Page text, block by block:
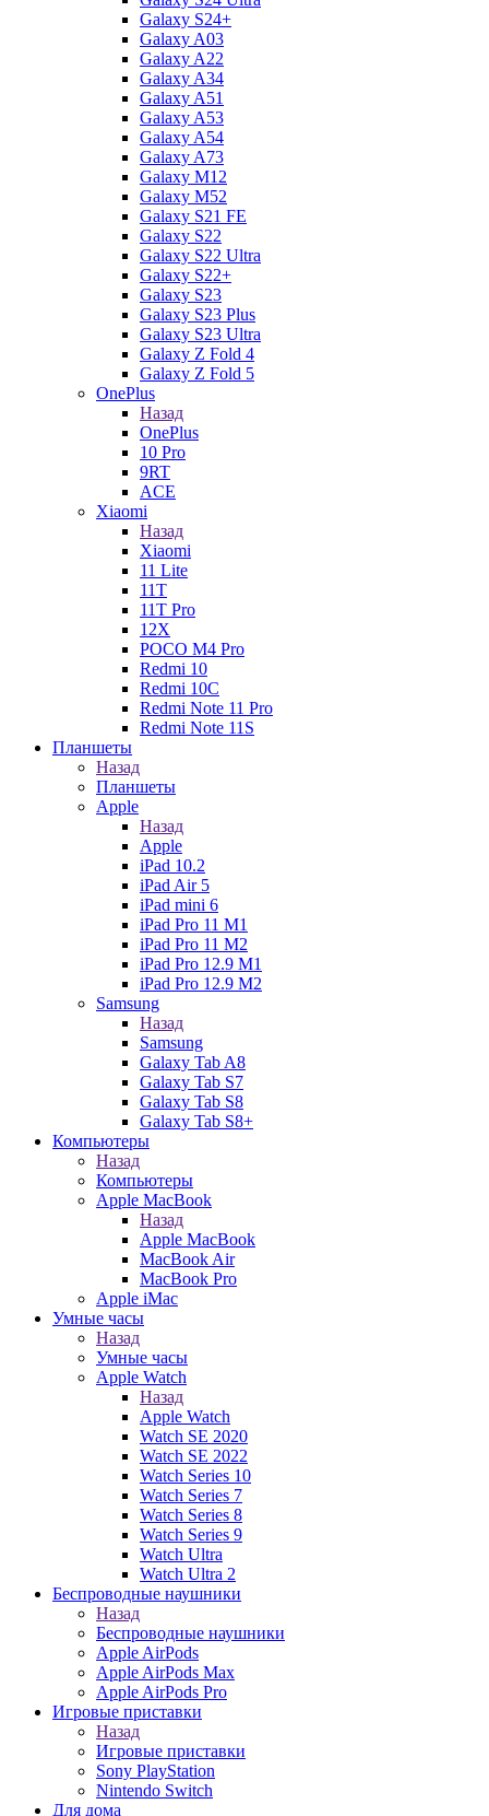
Galaxy S24+
Galaxy A03
Galaxy A22
Galaxy A34
Galaxy A51
Galaxy A53
Galaxy A54
Galaxy A73
Galaxy M12
Galaxy M52
Galaxy S21 FE
Galaxy S22
Galaxy S22 Ultra
Galaxy S22+
Galaxy S23
Galaxy S23 Plus
Galaxy S23 Ultra
Galaxy Z Fold 4
Galaxy Z Fold 5
OnePlus
Назад
OnePlus
10 Pro
9RT
ACE
Xiaomi
Назад
Xiaomi
11 Lite
11T
11T Pro
12X
POCO M4 Pro
Redmi 10
Redmi 10C
Redmi Note 11 Pro
Redmi Note 11S
Планшеты
Назад
Планшеты
Apple
Назад
Apple
iPad 10.2
iPad Air 5
iPad mini 6
iPad Pro 11 M1
iPad Pro 11 M2
iPad Pro 12.9 M1
iPad Pro 12.9 M2
Samsung
Назад
Samsung
Galaxy Tab A8
Galaxy Tab S7
Galaxy Tab S8
Galaxy Tab S8+
Компьютеры
Назад
Компьютеры
Apple MacBook
Назад
Apple MacBook
MacBook Air
MacBook Pro
Apple iMac
Умные часы
Назад
Умные часы
Apple Watch
Назад
Apple Watch
Watch SE 2020
Watch SE 2022
Watch Series 10
Watch Series 7
Watch Series 8
Watch Series 9
Watch Ultra
Watch Ultra 2
Беспроводные наушники
Назад
Беспроводные наушники
Apple AirPods
Apple AirPods Max
Apple AirPods Pro
Игровые приставки
Назад
Игровые приставки
Sony PlayStation
Nintendo Switch
Для дома